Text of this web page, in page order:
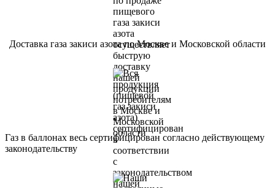
Доставка газа закиси азота по Москве и Московской области
Газ в баллонах весь сертифицирован согласно действующему
законодательству